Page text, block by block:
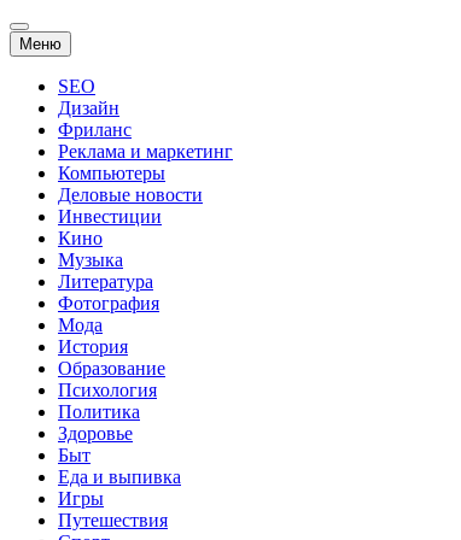
Меню Перейти
к
содержанию
SEO
Дизайн
Фриланс
Реклама и маркетинг
Компьютеры
Деловые новости
Инвестиции
Кино
Музыка
Литература
Фотография
Мода
История
Образование
Психология
Политика
Здоровье
Быт
Еда и выпивка
Игры
Путешествия